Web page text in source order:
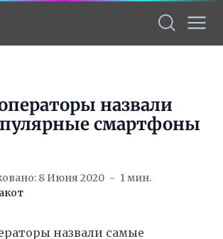
назвали
смартфоны
8 Июня 2020
1 мин.